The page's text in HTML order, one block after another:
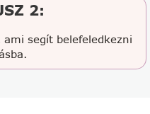
2:
ami segít belefeledkezni